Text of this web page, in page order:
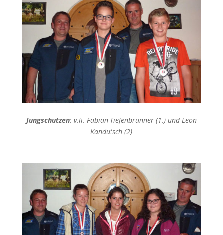
Jungschützen: v.li. Fabian Tiefenbrunner (1.) und Leon
Kandutsch (2)